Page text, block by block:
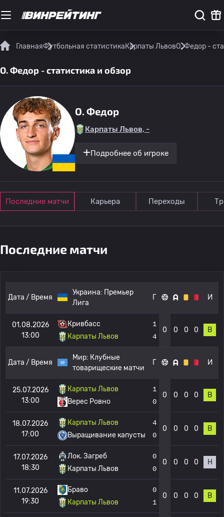
ГлавнаяФутбольная статистикаКарпаты ЛьвовO. Федор -
O. Федор - статистика и обзор
O. Федор
Карпаты Львов, -
Подробнее об игроке
Последние матчи Карьера Переходы
Последние матчи
Дата / Время
Украина: Премьер
Лига
Г И
01.08.2026
13:00
Кривбасс
Карпаты Львов
1
4
0 0 0 0 В
Дата / Время
Мир: Клубные
товарищеские матчи
Г И
25.07.2026
13:00
Карпаты Львов
Верес Ровно
1
0
0 0 0 0 В
18.07.2026
17:00
Карпаты Львов
Выращивание капусты
4
0
0 0 0 0 В
17.07.2026
18:30
Лок. Загреб
Карпаты Львов
0
0
0 0 0 0 Н
11.07.2026
19:30
Браво
Карпаты Львов
0
1
0 0 0 0 В